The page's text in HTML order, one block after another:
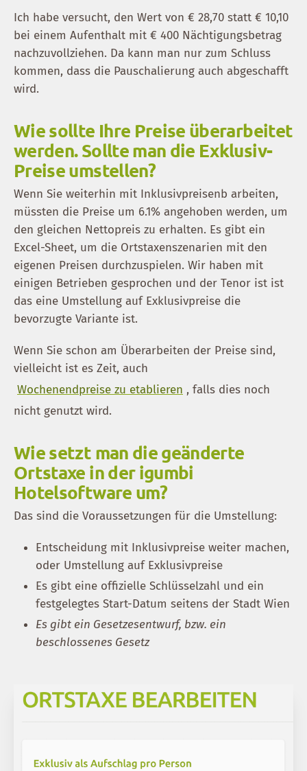
Ich habe versucht, den Wert von € 28,70 statt € 10,10
bei einem Aufenthalt mit € 400 Nächtigungsbetrag
nachzuvollziehen. Da kann man nur zum Schluss
kommen, dass die Pauschalierung auch abgeschafft
wird.
Wie sollte Ihre Preise überarbeitet
werden. Sollte man die Exklusiv-
Preise umstellen?
Wenn Sie weiterhin mit Inklusivpreisenb arbeiten,
müssten die Preise um 6.1% angehoben werden, um
den gleichen Nettopreis zu erhalten. Es gibt ein
Excel-Sheet, um die Ortstaxenszenarien mit den
eigenen Preisen durchzuspielen. Wir haben mit
einigen Betrieben gesprochen und der Tenor ist ist
das eine Umstellung auf Exklusivpreise die
bevorzugte Variante ist.
Wenn Sie schon am Überarbeiten der Preise sind,
vielleicht ist es Zeit, auch
Wochenendpreise zu etablieren , falls dies noch
nicht genutzt wird.
Wie setzt man die geänderte
Ortstaxe in der igumbi
Hotelsoftware um?
Das sind die Voraussetzungen für die Umstellung:
Entscheidung mit Inklusivpreise weiter machen,
oder Umstellung auf Exklusivpreise
Es gibt eine offizielle Schlüsselzahl und ein
festgelegtes Start-Datum seitens der Stadt Wien
Es gibt ein Gesetzesentwurf, bzw. ein
beschlossenes Gesetz